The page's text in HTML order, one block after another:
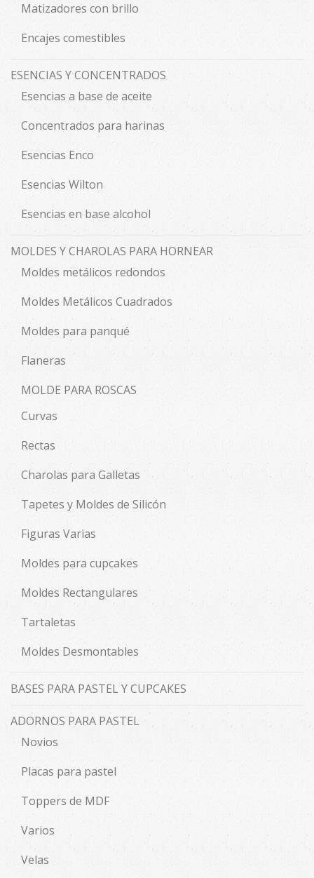
Matizadores con brillo
Encajes comestibles
ESENCIAS Y CONCENTRADOS
Esencias a base de aceite
Concentrados para harinas
Esencias Enco
Esencias Wilton
Esencias en base alcohol
MOLDES Y CHAROLAS PARA HORNEAR
Moldes metálicos redondos
Moldes Metálicos Cuadrados
Moldes para panqué
Flaneras
MOLDE PARA ROSCAS
Curvas
Rectas
Charolas para Galletas
Tapetes y Moldes de Silicón
Figuras Varias
Moldes para cupcakes
Moldes Rectangulares
Tartaletas
Moldes Desmontables
BASES PARA PASTEL Y CUPCAKES
ADORNOS PARA PASTEL
Novios
Placas para pastel
Toppers de MDF
Varios
Velas